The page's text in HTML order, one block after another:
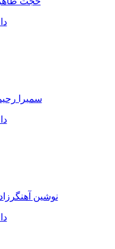
سمیرا
نوشین